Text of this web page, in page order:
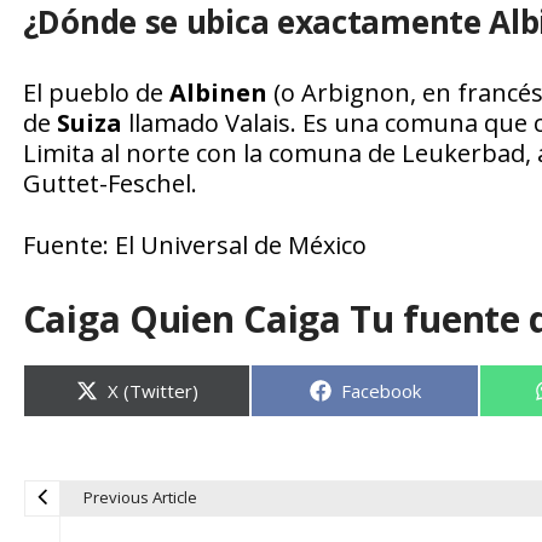
¿Dónde se ubica exactamente
El pueblo de Albinen (o Arbignon, en
de Suiza llamado Valais. Es una comuna
Limita al norte con la comuna de
Guttet-Feschel.
Fuente: El Universal de México
Caiga Quien Caiga Tu fuente
Compartir
en
X (Twitter) Compartir
Facebook
Previous Article